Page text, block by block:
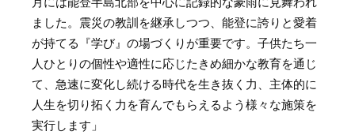
ました。震災の教訓を継承しつつ、能登に誇りと愛着
が持てる『学び』の場づくりが重要です。子供たち一
人ひとりの個性や適性に応じたきめ細かな教育を通じ
て、急速に変化し続ける時代を生き抜く力、主体的に
人生を切り拓く力を育んでもらえるよう様々な施策を
実行します」